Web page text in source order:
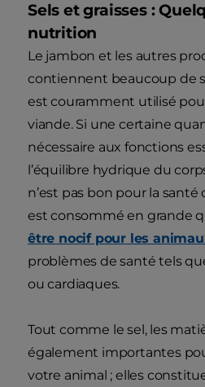
Sels et graisses :
nutrition
Le jambon et les autres
contiennent beaucoup de
est couramment utilisé
viande. Si une certaine
nécessaire aux fonctions
l’équilibre hydrique du
n’est pas bon pour la santé
est consommé en grande
être nocif pour les
problèmes de santé tels
ou cardiaques.
Tout comme le sel, les
également importantes
votre animal ; elles